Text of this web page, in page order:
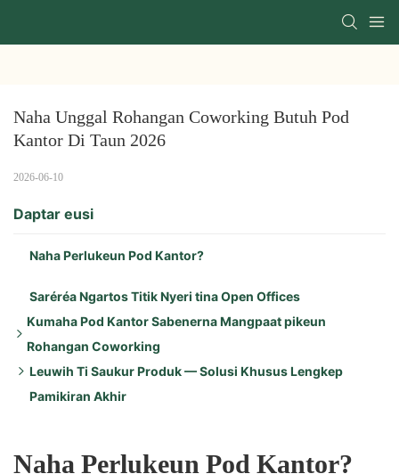
Naha Unggal Rohangan Coworking Butuh Pod
Kantor Di Taun 2026
2026-06-10
Daptar eusi
Naha Perlukeun Pod Kantor?
Saréréa Ngartos Titik Nyeri tina Open Offices
Kumaha Pod Kantor Sabenerna Mangpaat pikeun
Rohangan Coworking
Kaunggulan konci:
Peredam sora anu saé pisan:
Leuwih Ti Saukur Produk — Solusi Khusus Lengkep
Mangpaat tambahan kalebet:
Pamikiran Akhir
Naha Perlukeun Pod Kantor?